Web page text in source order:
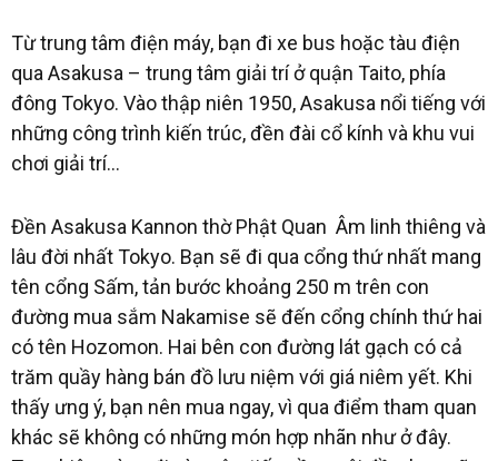
Từ trung tâm điện máy, bạn đi xe bus hoặc tàu điện
qua Asakusa – trung tâm giải trí ở quận Taito, phía
đông Tokyo. Vào thập niên 1950, Asakusa nổi tiếng với
những công trình kiến trúc, đền đài cổ kính và khu vui
chơi giải trí…
Đền Asakusa Kannon thờ Phật Quan Âm linh thiêng và
lâu đời nhất Tokyo. Bạn sẽ đi qua cổng thứ nhất mang
tên cổng Sấm, tản bước khoảng 250 m trên con
đường mua sắm Nakamise sẽ đến cổng chính thứ hai
có tên Hozomon. Hai bên con đường lát gạch có cả
trăm quầy hàng bán đồ lưu niệm với giá niêm yết. Khi
thấy ưng ý, bạn nên mua ngay, vì qua điểm tham quan
khác sẽ không có những món hợp nhãn như ở đây.